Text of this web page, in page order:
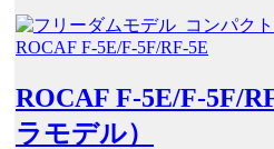
ROCAF F-5E/F-5F/
ラモデル）